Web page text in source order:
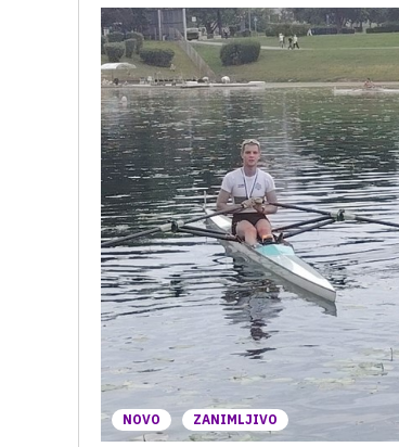
NOVO ZANIMLJIVO